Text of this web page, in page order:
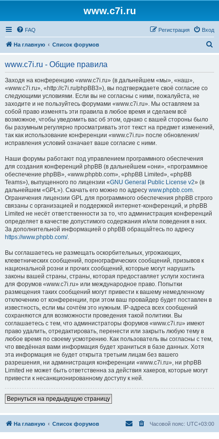
www.c7i.ru
FAQ Вход
Регистрация
На главную Список форумов
www.c7i.ru - Общие правила
Заходя на конференцию «www.c7i.ru» (в дальнейшем «мы», «наш»,
«www.c7i.ru», «http://c7i.ru/phpBB3»), вы подтверждаете своё согласие со
следующими условиями. Если вы не согласны с ними, пожалуйста, не
заходите и не пользуйтесь форумами «www.c7i.ru». Мы оставляем за
собой право изменять эти правила в любое время и сделаем всё
возможное, чтобы уведомить вас об этом, однако с вашей стороны было
бы разумным регулярно просматривать этот текст на предмет изменений,
так как использование конференции «www.c7i.ru» после обновления/
исправления условий означает ваше согласие с ними.
Наши форумы работают под управлением программного обеспечения
для создания конференций phpBB (в дальнейшем «они», «программное
обеспечение phpBB», «www.phpbb.com», «phpBB Limited», «phpBB
Teams»), выпущенного по лицензии «GNU General Public License v2» (в
дальнейшем «GPL»). Скачать его можно по адресу www.phpbb.com.
Ограничения лицензии GPL для программного обеспечения phpBB строго
связаны с организацией и поддержкой интернет-конференций, и phpBB
Limited не несёт ответственности за то, что администрация конференций
определяет в качестве допустимого содержания и/или поведения в них.
За дополнительной информацией о phpBB обращайтесь по адресу
https://www.phpbb.com/.
Вы соглашаетесь не размещать оскорбительных, угрожающих,
клеветнических сообщений, порнографических сообщений, призывов к
национальной розни и прочих сообщений, которые могут нарушить
законы вашей страны, страны, которая предоставляет услуги хостинга
для форумов «www.c7i.ru» или международное право. Попытки
размещения таких сообщений могут привести к вашему немедленному
отключению от конференции, при этом ваш провайдер будет поставлен в
известность, если мы сочтём это нужным. IP-адреса всех сообщений
сохраняются для возможности проведения такой политики. Вы
соглашаетесь с тем, что администраторы форумов «www.c7i.ru» имеют
право удалить, отредактировать, перенести или закрыть любую тему в
любое время по своему усмотрению. Как пользователь вы согласны с тем,
что введённая вами информация будет храниться в базе данных. Хотя
эта информация не будет открыта третьим лицам без вашего
разрешения, ни администрация конференции «www.c7i.ru», ни phpBB
Limited не может быть ответственна за действия хакеров, которые могут
привести к несанкционированному доступу к ней.
Вернуться на предыдущую страницу
На главную Список форумов Часовой пояс: UTC+03:00